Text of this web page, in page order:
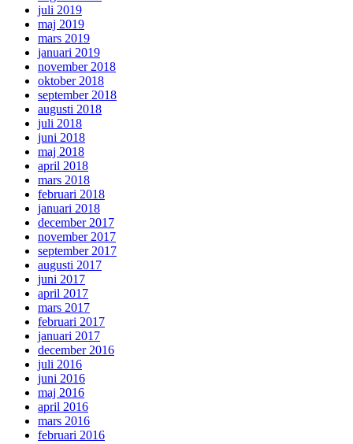
juli 2019
maj 2019
mars 2019
januari 2019
november 2018
oktober 2018
september 2018
augusti 2018
juli 2018
juni 2018
maj 2018
april 2018
mars 2018
februari 2018
januari 2018
december 2017
november 2017
september 2017
augusti 2017
juni 2017
april 2017
mars 2017
februari 2017
januari 2017
december 2016
juli 2016
juni 2016
maj 2016
april 2016
mars 2016
februari 2016